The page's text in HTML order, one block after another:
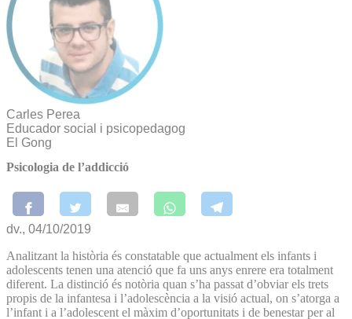
Carles Perea
Educador social i psicopedagog
El Gong
Psicologia de l’addicció
dv., 04/10/2019
Analitzant la història és constatable que actualment els infants i
adolescents tenen una atenció que fa uns anys enrere era totalment
diferent. La distinció és notòria quan s’ha passat d’obviar els trets
propis de la infantesa i l’adolescència a la visió actual, on s’atorga a
l’infant i a l’adolescent el màxim d’oportunitats i de benestar per al